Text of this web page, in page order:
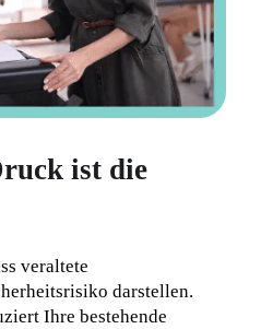
ist die
veraltete
darstellen.
Ihre bestehende